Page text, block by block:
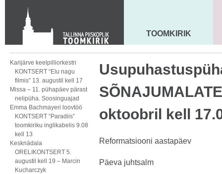
KONTAKT
Toom-Kooli 6, 10130 TALLINN
tallinna.toom@eelk.ee
MAARJA KIRIK
TOOMKIRIK
Karijärve keelpilliorkestri
KONTSERT “Elu nagu
filmis” 13. augustil kell 17
Missa – 11. pühapäev pärast
nelipüha. Soosinguajad
Emma Bachmayeri loovtöö
KONTSERT “Paradiis”
toomkiriku inglikabelis 9.08
kell 13
Kesknädala
ORELIKONTSERT 5.
augustil kell 19 – Marcin
Kucharczyk
oktoobril kell
Reformatsiooni aastapäev
Päeva juhtsalm